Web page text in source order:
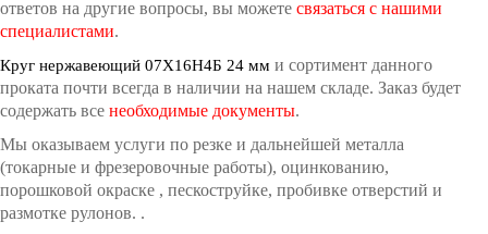
ответов на другие вопросы, вы можетесвязаться с нашими
специалистами.
Круг нержавеющий 07Х16Н4Б 24 мм и сортимент данного
проката почти всегда в наличии на нашем складе. Заказ будет
содержать всенеобходимые документы.
Мы оказываем услуги по резке и дальнейшей металла
(токарные и фрезеровочные работы), оцинкованию,
порошковой окраске , пескоструйке, пробивке отверстий и
размотке рулонов. .